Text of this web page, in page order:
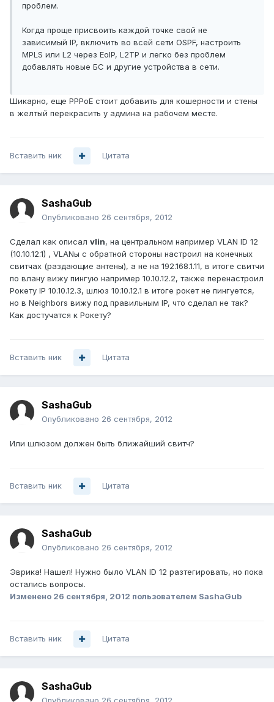
проблем.
Когда проще присвоить каждой точке свой не
зависимый IP, включить во всей сети OSPF, настроить
MPLS или L2 через EoIP, L2TP и легко без проблем
добавлять новые БС и другие устройства в сети.
Шикарно, еще РРРоЕ стоит добавить для кошерности и стены
в желтый перекрасить у админа на рабочем месте.
Вставить ник Цитата
SashaGub
Опубликовано 26 сентября, 2012
Сделал как описал vlin, на центральном например VLAN ID 12
(10.10.12.1) , VLANы с обратной стороны настроил на конечных
свитчах (раздающие антены), а не на 192.168.1.11, в итоге свитчи
по влану вижу пингую например 10.10.12.2, также перенастроил
Рокету IP 10.10.12.3, шлюз 10.10.12.1 в итоге рокет не пингуется,
но в Neighbors вижу под правильным IP, что сделал не так?
Как достучатся к Рокету?
Вставить ник Цитата
SashaGub
Опубликовано 26 сентября, 2012
Или шлюзом должен быть ближайший свитч?
Вставить ник Цитата
SashaGub
Опубликовано 26 сентября, 2012
Эврика! Нашел! Нужно было VLAN ID 12 разтегировать, но пока
остались вопросы.
Изменено 26 сентября, 2012 пользователем SashaGub
Вставить ник Цитата
SashaGub